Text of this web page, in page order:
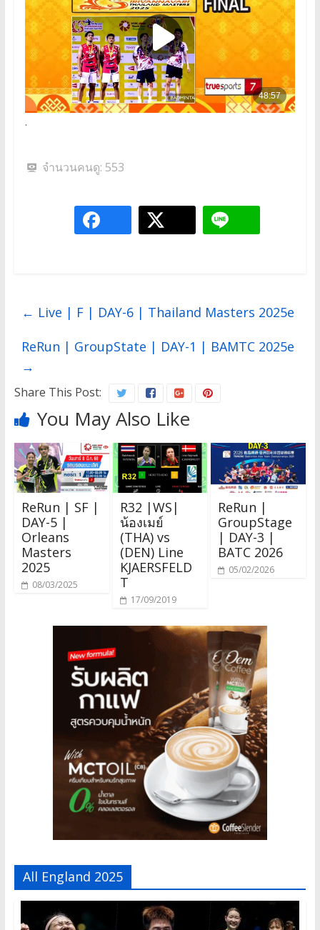
.
จำนวนคนดู: 553
← Live | F | DAY-6 | Thailand Masters 2025e
ReRun | GroupState | DAY-1 | BAMTC 2025e
→
Share This Post:
You May Also Like
ReRun | SF |
DAY-5 |
Orleans
Masters
2025
08/03/2025
R32 |WS|
น้องเมย์
(THA) vs
(DEN) Line
KJAERSFELD
T
17/09/2019
ReRun |
GroupStage
| DAY-3 |
BATC 2026
05/02/2026
All England 2025